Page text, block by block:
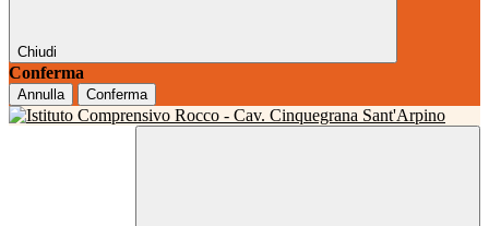
Chiudi
Conferma
Annulla Conferma